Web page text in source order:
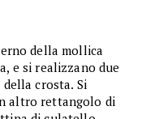
della mollica
e si realizzano due
crosta. Si
altro rettangolo di